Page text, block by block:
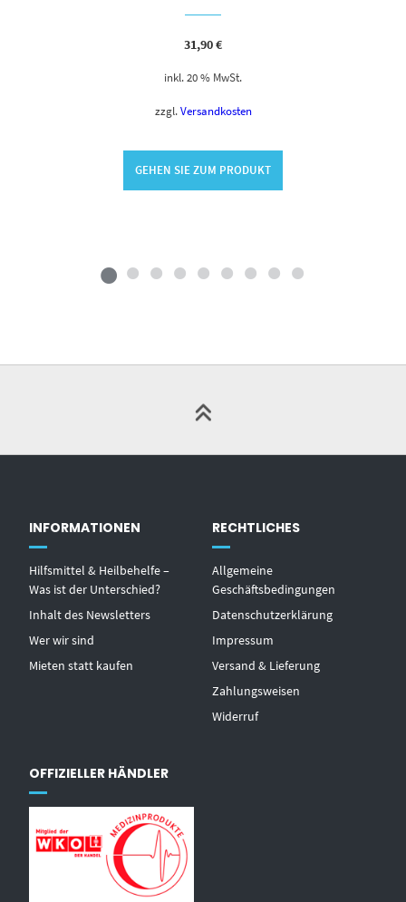
31,90€
inkl. 20 % MwSt.
zzgl. Versandkosten
GEHEN SIE ZUM PRODUKT
INFORMATIONEN
Hilfsmittel & Heilbehelfe –
Was ist der Unterschied?
Inhalt des Newsletters
Wer wir sind
Mieten statt kaufen
RECHTLICHES
Allgemeine
Geschäftsbedingungen
Datenschutzerklärung
Impressum
Versand & Lieferung
Zahlungsweisen
Widerruf
OFFIZIELLER HÄNDLER